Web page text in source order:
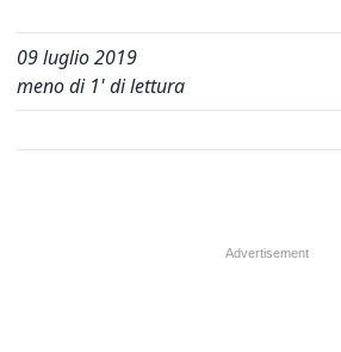
09 luglio 2019
meno di 1' di lettura